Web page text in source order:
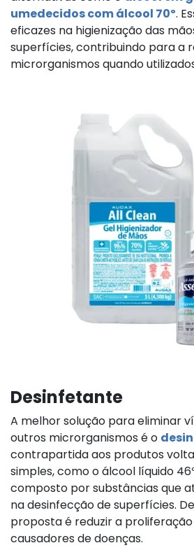
umedecidos com álcool 70º.
eficazes na higienização das
superfícies, contribuindo para a
microrganismos quando
Desinfetante
A melhor solução para eliminar
outros microrganismos é o
contrapartida aos produtos
simples, como o álcool líquido
composto por substâncias que
na desinfecção de superfícies.
proposta é reduzir a
causadores de doenças.